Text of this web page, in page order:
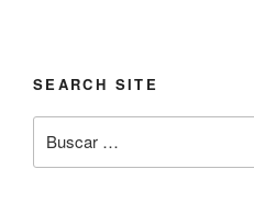
SEARCH SITE
por: